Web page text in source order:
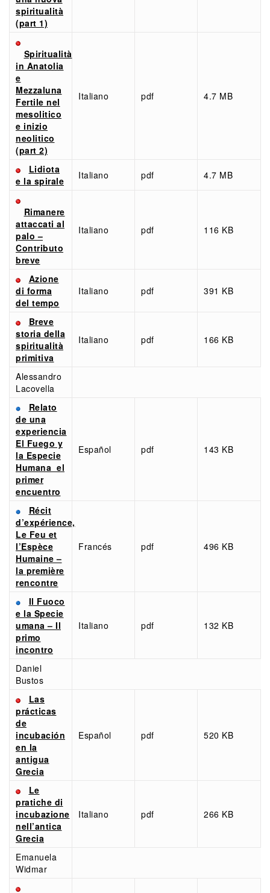
spiritualità
(part 1)
Spiritualità
in Anatolia
e
Mezzaluna
Fertile nel
mesolitico
e inizio
neolitico
(part 2)
Italiano pdf 4.7 MB
Lidiota
e la spirale
Italiano pdf 4.7 MB
Rimanere
attaccati al
palo –
Contributo
breve
Italiano pdf 116 KB
Azione
di forma
del tempo
Italiano pdf 391 KB
Breve
storia della
spiritualità
primitiva
Italiano pdf 166 KB
Alessandro
Lacovella
Relato
de una
experiencia
El Fuego y
la Especie
Humana el
primer
encuentro
Español pdf 143 KB
Récit
d’expérience,
Le Feu et
l’Espèce
Humaine –
la première
rencontre
Francés pdf 496 KB
Il Fuoco
e la Specie
umana – Il
primo
incontro
Italiano pdf 132 KB
Daniel
Bustos
Las
prácticas
de
incubación
en la
antigua
Grecia
Español pdf 520 KB
Le
pratiche di
incubazione
nell’antica
Grecia
Italiano pdf 266 KB
Emanuela
Widmar